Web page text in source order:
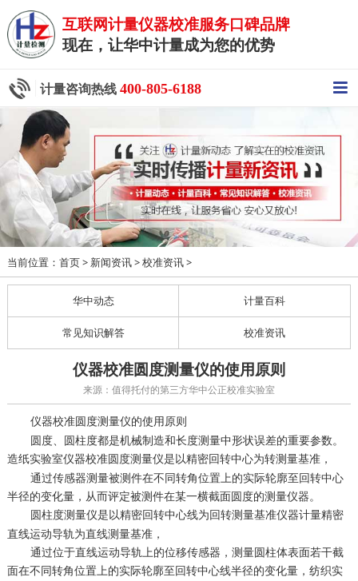
互联网计量仪器校准服务口碑品牌
现在，让华中计量成为您的优势
计量咨询热线 400-805-6188
当前位置： 首页> 新闻资讯> 校准资讯>
华中动态 计量百科
常见知识解答 校准资讯
仪器校准圆度测量仪的使用原则
来源：值得托付的第三方华中公正校准实验室
仪器校准圆度测量仪的使用原则
圆度、圆柱度都是机械制造和长度测量中形状误差的重要参数。
造纸实验室仪器校准圆度测量仪是以精密回转中心为转测量基准，
通过传感器测量被测件在不同转角位置上的实际轮廓至回转中心
半径的变化量，从而评定被测件在某一横截面圆度的测量仪器。
圆柱度测量仪是以精密回转中心线为回转测量基准仪器计量精密
直线运动导轨为直线测量基准，
通过位于直线运动导轨上的位移传感器，测量圆柱体表面若干截
面在不同转角位置上的实际轮廓至回转中心线半径的变化量， 纺织实